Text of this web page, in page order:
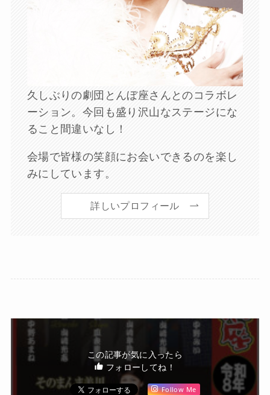
久しぶりの劇団とんぼ座さんとのコラボレ
ーション。今回も盛り沢山なステージにな
ること間違いなし！
会場で皆様の笑顔にお会いできるのを楽し
みにしています。
詳しいプロフィール
この記事が気に入ったら
フォローしてね！
Follow Me